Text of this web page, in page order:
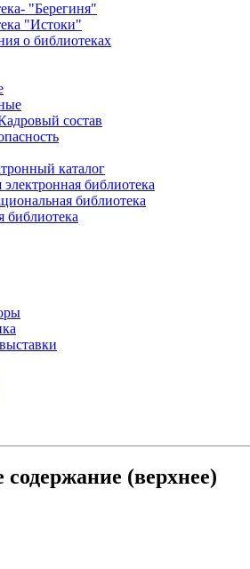
"Берегиня"
"Истоки"
о библиотеках
состав
каталог
библиотека
библиотека
библиотека
(верхнее)